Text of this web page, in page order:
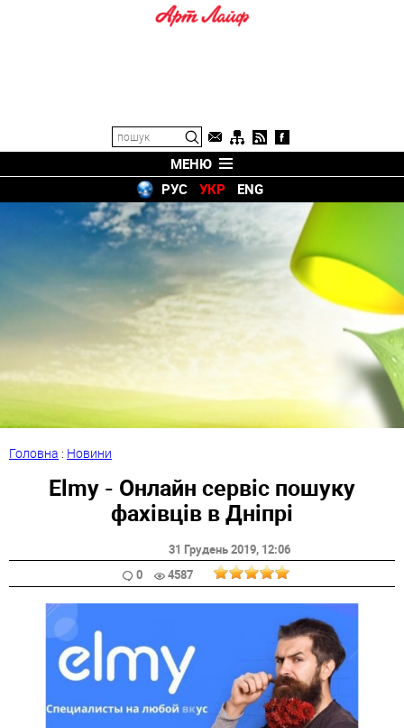
МЕНЮ
РУС
УКР ENG
Головна : Новини
Elmy - Онлайн сервіс пошуку
фахівців в Дніпрі
31 Грудень 2019, 12:06
0
4587